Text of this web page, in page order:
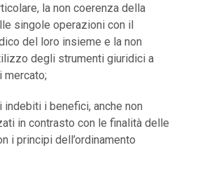
la non coerenza della
singole operazioni con il
del loro insieme e la non
degli strumenti giuridici a
mercato;
i benefici, anche non
in contrasto con le finalità delle
i principi dell’ordinamento